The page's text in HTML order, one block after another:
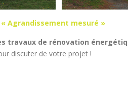
« Agrandissement mesuré »
travaux de rénovation
discuter de votre projet !